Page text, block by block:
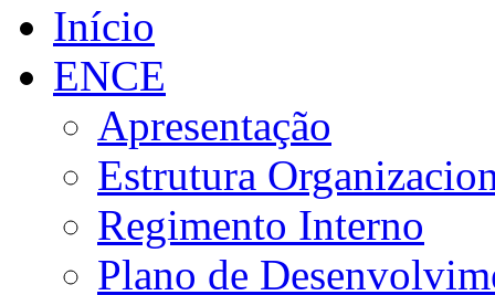
Início
ENCE
Apresentação
Estrutura
Regimento Interno
Plano de